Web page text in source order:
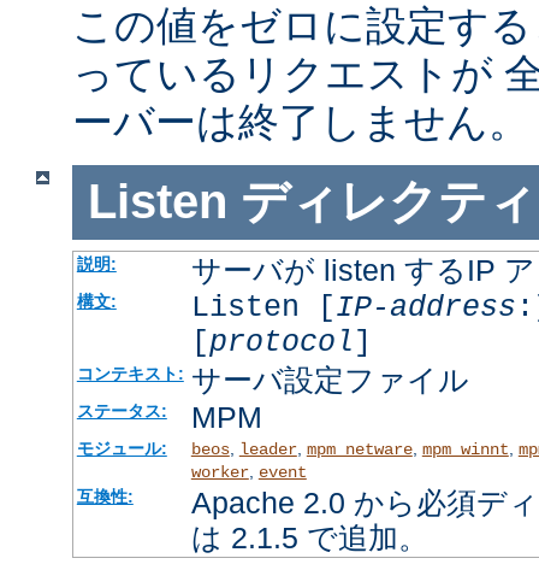
この値をゼロに設定す
っているリクエストが
ーバーは終了しません。
Listen ディレクテ
説明: サーバが listen するIP
構文: Listen [IP-address
[protocol]
コンテキスト: サーバ設定ファイル
ステータス: MPM
モジュール: beos, leader, mpm_netware, mpm_winnt
worker, event
互換性:
Apache 2.0 から必須デ
は 2.1.5 で追加。